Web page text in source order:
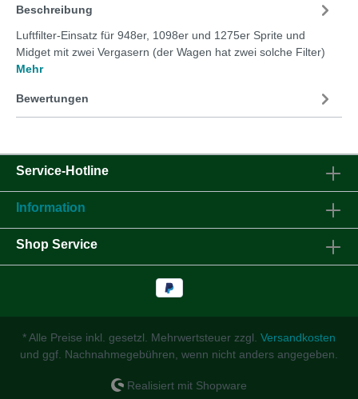
Beschreibung
Luftfilter-Einsatz für 948er, 1098er und 1275er Sprite und
Midget mit zwei Vergasern (der Wagen hat zwei solche Filter)
Mehr
Bewertungen
Service-Hotline
Information
Shop Service
* Alle Preise inkl. gesetzl. Mehrwertsteuer zzgl. Versandkosten
und ggf. Nachnahmegebühren, wenn nicht anders angegeben.
Realisiert mit Shopware